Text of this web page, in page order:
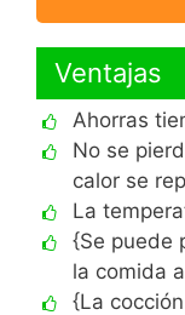
Ventajas
Ahorras
No se
calor se
La
{Se puede
la comida
{La